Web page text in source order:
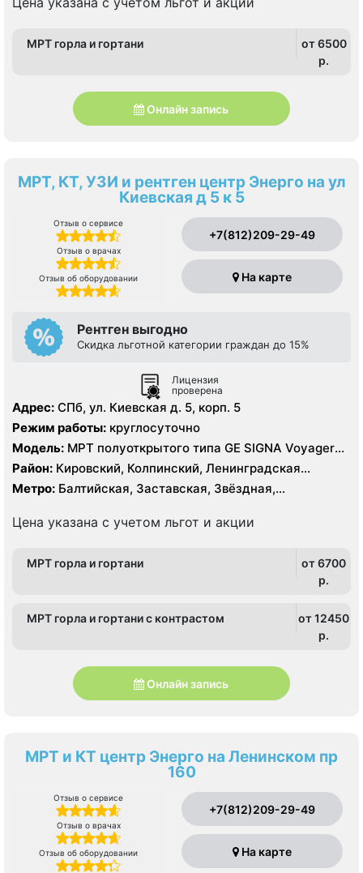
МРТ горла и гортани
от 6500
p.
Онлайн запись
МРТ, КТ, УЗИ и рентген центр Энерго на ул
Киевская д 5 к 5
Отзыв о сервисе
Отзыв о врачах
Отзыв об оборудовании
+7(812)209-29-49
На карте
Рентген выгодно
Скидка льготной категории граждан до 15%
Лицензия
проверена
Адрес: СПб, ул. Киевская д. 5, корп. 5
Режим работы: круглосуточно
Модель: МРТ полуоткрытого типа GE SIGNA Voyager
1.5 Тесла, КТ GE Revolution EVO 128 срезов, УЗИ GE
Logiq E9, рентген
Район: Кировский, Колпинский, Ленинградская
область, Московский, Невский, Пушкинский,
Фрунзенский, Центральный
Метро: Балтийская, Заставская, Звёздная,
Парк Победы, Технологический институт,
Фрунзенская, Шушары, Электросила
Цена указана с учетом льгот и акции
МРТ горла и гортани
от 6700
p.
МРТ горла и гортани с контрастом
от 12450
p.
Онлайн запись
МРТ и КТ центр Энерго на Ленинском пр
160
Отзыв о сервисе
Отзыв о врачах
Отзыв об оборудовании
+7(812)209-29-49
На карте